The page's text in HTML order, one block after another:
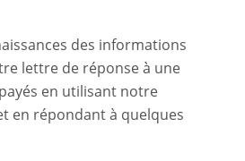
des informations
lettre de réponse à une
en utilisant notre
en répondant à quelques